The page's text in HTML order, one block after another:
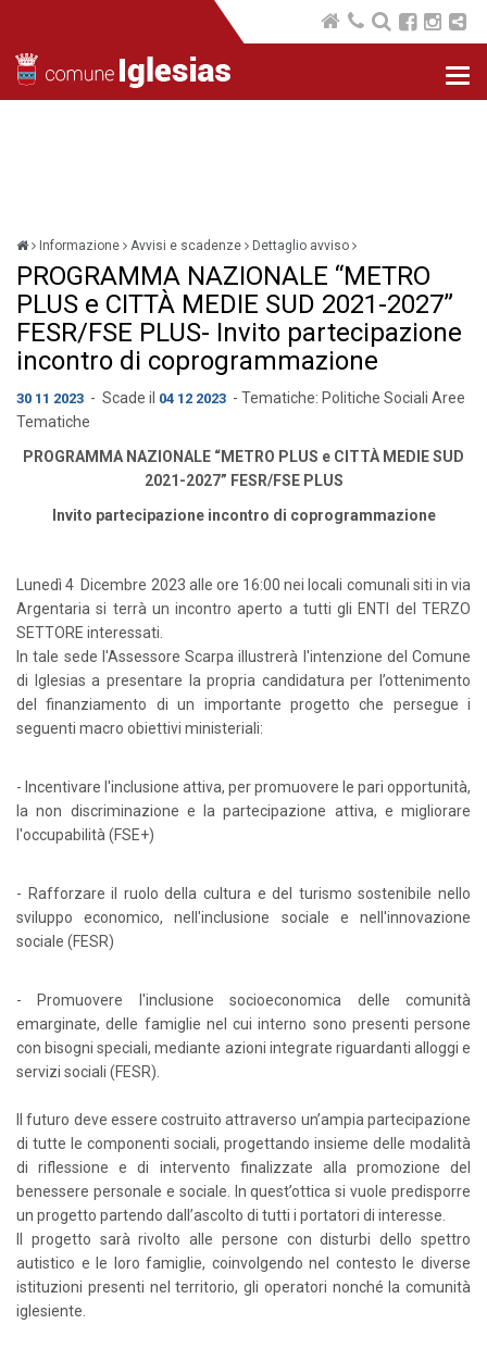
Informazione Avvisi e scadenze Dettaglio avviso
PROGRAMMA NAZIONALE “METRO
PLUS e CITTÀ MEDIE SUD 2021-2027”
FESR/FSE PLUS- Invito partecipazione
incontro di coprogrammazione
30 11 2023 - Scade il 04 12 2023 - Tematiche: Politiche Sociali Aree
Tematiche
PROGRAMMA NAZIONALE “METRO PLUS e CITTÀ MEDIE SUD
2021-2027” FESR/FSE PLUS
Invito partecipazione incontro di coprogrammazione
Lunedì4 Dicembre 2023 alle ore 16:00 nei locali comunali siti in via
Argentaria si terrà un incontro aperto a tutti gli ENTI del TERZO
SETTORE interessati.
In tale sede l'Assessore Scarpa illustrerà l'intenzione del Comune
di Iglesias a presentare la propria candidatura per l’ottenimento
del finanziamento di un importante progetto che persegue i
seguenti macro obiettivi ministeriali:
- Incentivare l'inclusione attiva, per promuovere le pari opportunità,
la non discriminazione e la partecipazione attiva, e migliorare
l'occupabilità (FSE+)
- Rafforzare il ruolo della cultura e del turismo sostenibile nello
sviluppo economico, nell'inclusione sociale e nell'innovazione
sociale (FESR)
- Promuovere l'inclusione socioeconomica delle comunità
emarginate, delle famiglie nel cui interno sono presenti persone
con bisogni speciali, mediante azioni integrate riguardanti alloggi e
servizi sociali (FESR).
Il futuro deve essere costruito attraverso un’ampia partecipazione
di tutte le componenti sociali, progettando insieme delle modalità
di riflessione e di intervento finalizzate alla promozione del
benessere personale e sociale. In quest’ottica si vuole predisporre
un progetto partendo dall’ascolto di tutti i portatori di interesse.
Il progetto sarà rivolto alle persone con disturbi dello spettro
autistico e le loro famiglie, coinvolgendo nel contesto le diverse
istituzioni presenti nel territorio, gli operatori nonché la comunità
iglesiente.